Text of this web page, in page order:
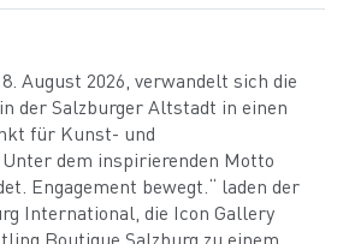
August 2026, verwandelt sich die
der Salzburger Altstadt in einen
für Kunst- und
dem inspirierenden Motto
Engagement bewegt.“ laden der
International, die Icon Gallery
Boutique Salzburg zu einem